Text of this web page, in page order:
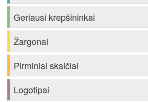
Geriausi krepšininkai
Žargonai
Pirminiai skaičiai
Logotipai